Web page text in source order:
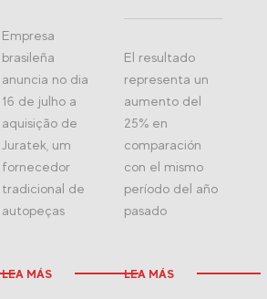
Empresa
brasileña
anuncia no dia
16 de julho a
aquisição de
Juratek, um
fornecedor
tradicional de
autopeças
LEA MÁS
El resultado
representa un
aumento del
25% en
comparación
con el mismo
período del año
pasado
LEA MÁS